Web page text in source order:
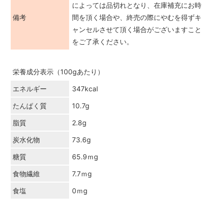
備考
によっては品切れとなり、在庫補充にお時
間を頂く場合や、終売の際にやむを得ずキ
ャンセルさせて頂く場合がございますこと
をご了承ください。
栄養成分表示（100gあたり）
エネルギー 347kcal
たんぱく質 10.7g
脂質 2.8g
炭水化物 73.6g
糖質 65.9ｍg
食物繊維 7.7ｍg
食塩 0ｍg